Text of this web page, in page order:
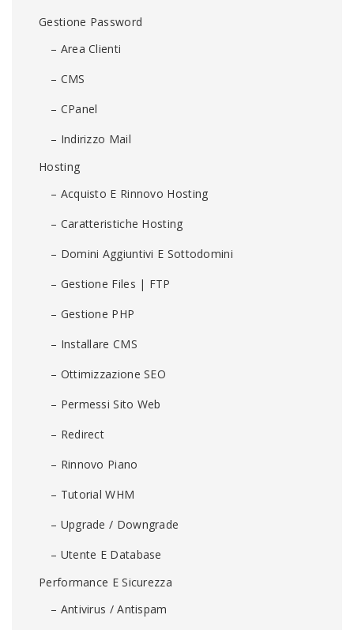
Gestione Password
– Area Clienti
– CMS
– CPanel
– Indirizzo Mail
Hosting
– Acquisto E Rinnovo Hosting
– Caratteristiche Hosting
– Domini Aggiuntivi E Sottodomini
– Gestione Files | FTP
– Gestione PHP
– Installare CMS
– Ottimizzazione SEO
– Permessi Sito Web
– Redirect
– Rinnovo Piano
– Tutorial WHM
– Upgrade / Downgrade
– Utente E Database
Performance E Sicurezza
– Antivirus / Antispam